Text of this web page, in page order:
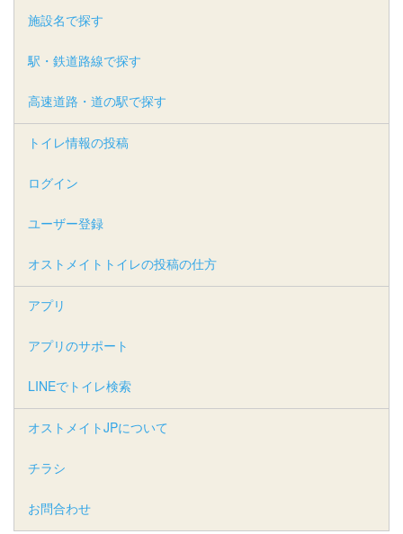
施設名で探す
駅・鉄道路線で探す
高速道路・道の駅で探す
トイレ情報の投稿
ログイン
ユーザー登録
オストメイトトイレの投稿の仕方
アプリ
アプリのサポート
LINEでトイレ検索
オストメイトJPについて
チラシ
お問合わせ